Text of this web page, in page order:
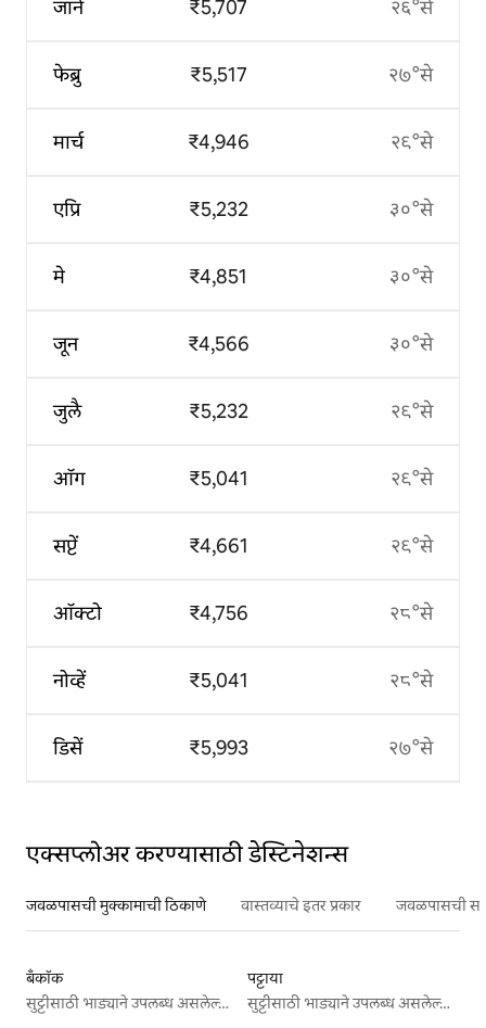
जाने
फेब्रु
मार्च
एप्रि
मे
जून
जुलै
ऑग
सप्टें
ऑक्टो
नोव्हें
डिसें
₹5,707
₹5,517
₹4,946
₹5,232
₹4,851
₹4,566
₹5,232
₹5,041
₹4,661
₹4,756
₹5,041
₹5,993
२६°से
२७°से
२९°से
३०°से
३०°से
३०°से
२९°से
२९°से
२९°से
२८°से
२८°से
२७°से
एक्सप्लोअर करण्यासाठी डेस्टिनेशन्स
जवळपासची मुक्कामाची ठिकाणे वास्तव्याचे इतर प्रकार जवळपासची
बँकॉक
सुट्टीसाठी भाड्याने उपलब्ध असलेल्या जागा
पट्टाया
सुट्टीसाठी भाड्याने उपलब्ध असलेल्या जागा